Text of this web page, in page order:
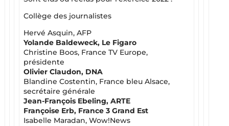
Collège des journalistes
Hervé Asquin, AFP
Yolande Baldeweck, Le Figaro
Christine Boos, France TV Europe,
présidente
Olivier Claudon, DNA
Blandine Costentin, France bleu Alsace,
secrétaire générale
Jean-François Ebeling, ARTE
Françoise Erb, France 3 Grand Est
Isabelle Maradan, Wow!News